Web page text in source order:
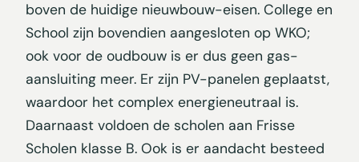
boven de huidige nieuwbouw-eisen. College en
School zijn bovendien aangesloten op WKO;
ook voor de oudbouw is er dus geen gas-
aansluiting meer. Er zijn PV-panelen geplaatst,
waardoor het complex energieneutraal is.
Daarnaast voldoen de scholen aan Frisse
Scholen klasse B. Ook is er aandacht besteed